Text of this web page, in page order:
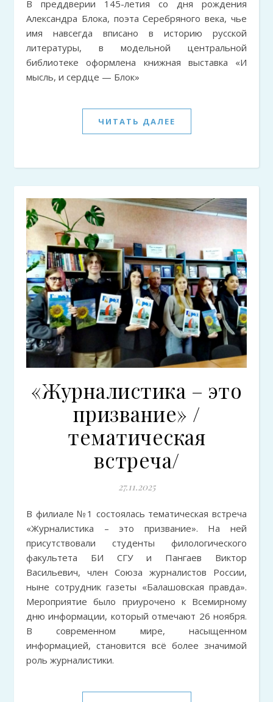
В преддверии 145-летия со дня рождения
Александра Блока, поэта Серебряного века, чье
имя навсегда вписано в историю русской
литературы, в модельной центральной
библиотеке оформлена книжная выставка «И
мысль, и сердце — Блок»
ЧИТАТЬ ДАЛЕЕ
«Журналистика – это
призвание» /
тематическая
встреча/
27.11.2025
В филиале №1 состоялась тематическая встреча
«Журналистика – это призвание». На ней
присутствовали студенты филологического
факультета БИ СГУ и Пангаев Виктор
Васильевич, член Союза журналистов России,
ныне сотрудник газеты «Балашовская правда».
Мероприятие было приурочено к Всемирному
дню информации, который отмечают 26 ноября.
В современном мире, насыщенном
информацией, становится всё более значимой
роль журналистики.